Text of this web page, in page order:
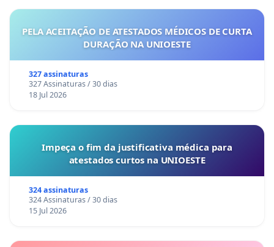
PELA ACEITAÇÃO DE ATESTADOS MÉDICOS DE CURTA
DURAÇÃO NA UNIOESTE
327 assinaturas
327 Assinaturas / 30 dias
18 Jul 2026
Impeça o fim da justificativa médica para
atestados curtos na UNIOESTE
324 assinaturas
324 Assinaturas / 30 dias
15 Jul 2026